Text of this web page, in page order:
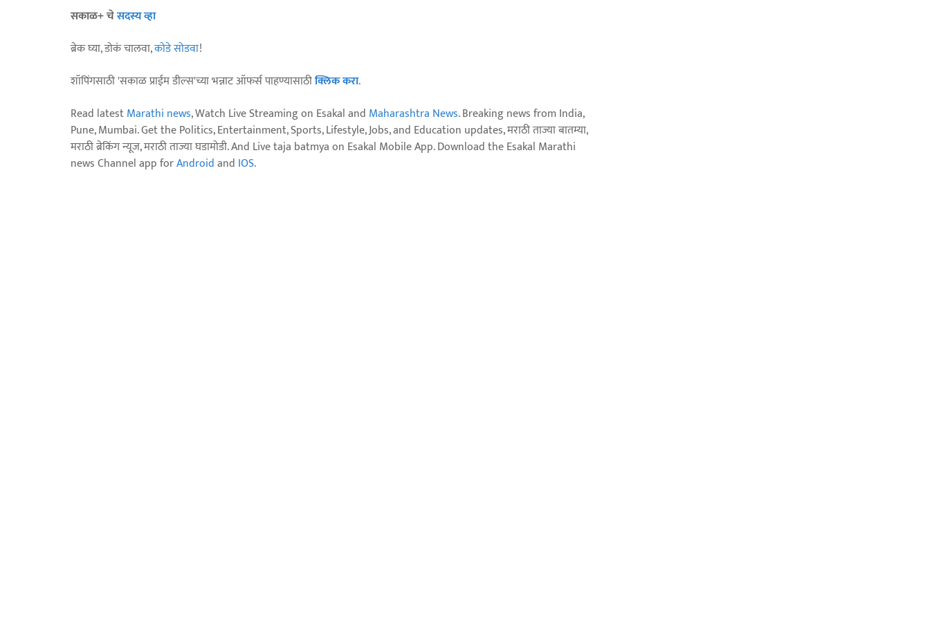
सकाळ+ चेसदस्य व्हा
ब्रेक घ्या, डोकं चालवा,कोडे सोडवा!
शॉपिंगसाठी 'सकाळ प्राईम डील्स'च्या भन्नाट ऑफर्स पाहण्यासाठीक्लिक करा.
Read latestMarathi news, Watch Live Streaming on Esakal and Maharashtra News. Breaking news from India,
Pune, Mumbai. Get the Politics, Entertainment, Sports, Lifestyle, Jobs, and Education updates, मराठी ताज्या बातम्या,
मराठी ब्रेकिंग न्यूज, मराठी ताज्या घडामोडी. And Live taja batmya on Esakal Mobile App. Download the Esakal Marathi
news Channel app forAndroidand IOS.